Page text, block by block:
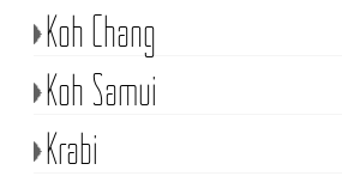
Koh Chang
Koh Samui
Krabi